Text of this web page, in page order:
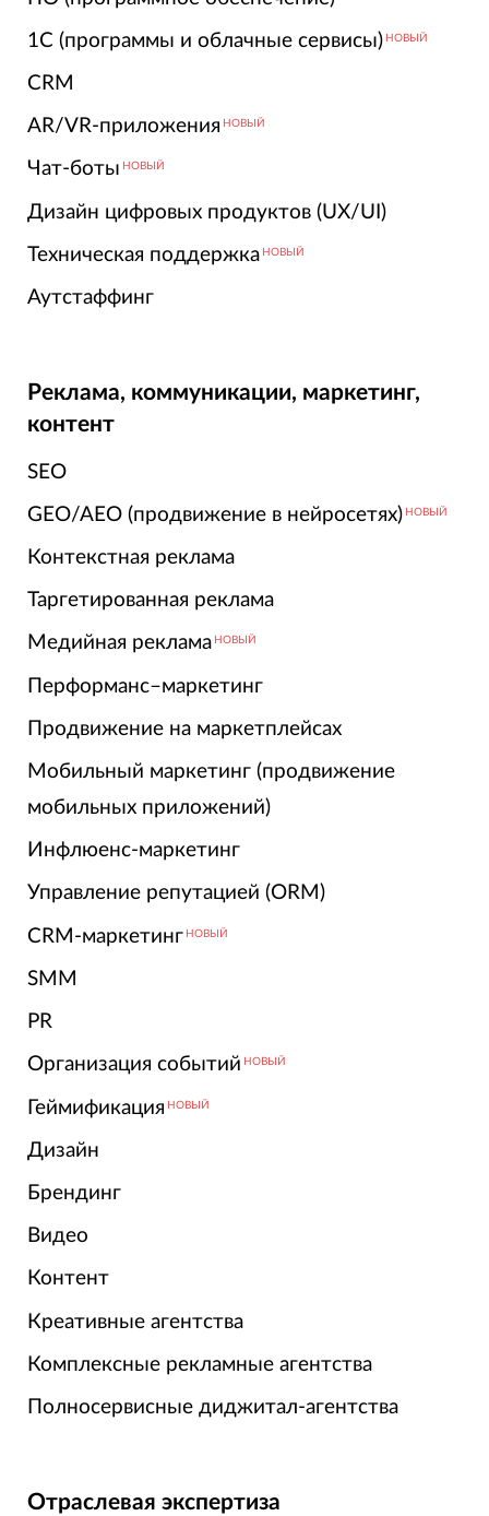
1С (программы и облачные сервисы) НОВЫЙ
CRM
AR/VR-приложения НОВЫЙ
Чат-боты НОВЫЙ
Дизайн цифровых продуктов (UX/UI)
Техническая поддержка НОВЫЙ
Аутстаффинг
Реклама, коммуникации, маркетинг,
контент
SEO
GEO/AEO (продвижение в нейросетях) НОВЫЙ
Контекстная реклама
Таргетированная реклама
Медийная реклама НОВЫЙ
Перформанс–маркетинг
Продвижение на маркетплейсах
Мобильный маркетинг (продвижение
мобильных приложений)
Инфлюенс-маркетинг
Управление репутацией (ORM)
CRM-маркетинг НОВЫЙ
SMM
PR
Организация событий НОВЫЙ
Геймификация НОВЫЙ
Дизайн
Брендинг
Видео
Контент
Креативные агентства
Комплексные рекламные агентства
Полносервисные диджитал-агентства
Отраслевая экспертиза